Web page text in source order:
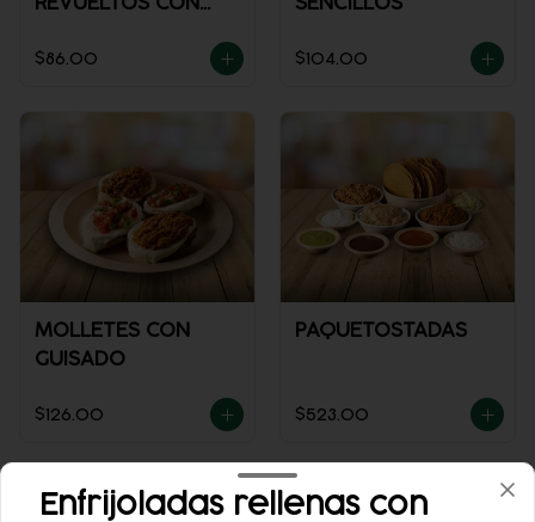
$86.00 $104.00
MOLLETES CON
GUISADO
$126.00
PAQUETOSTADAS
$523.00
Enfrijoladas rellenas con